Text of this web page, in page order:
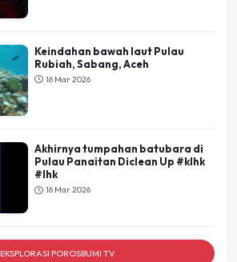
Keindahan bawah laut Pulau
Rubiah, Sabang, Aceh
16 Mar 2026
Akhirnya tumpahan batubara di
Pulau Panaitan Diclean Up #klhk
#lhk
16 Mar 2026
EKSPLORASI POROSBUMI TV